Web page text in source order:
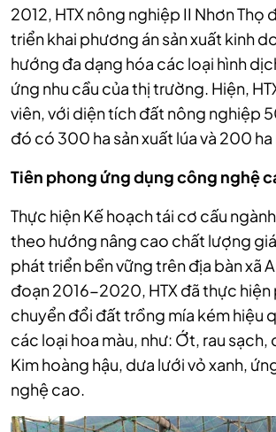
2012, HTX nông nghiệp II Nhơn Thọ
triển khai phương án sản xuất kinh
hướng đa dạng hóa các loại hình
ứng nhu cầu của thị trường. Hiện,
viên, với diện tích đất nông nghiệp
đó có 300 ha sản xuất lúa và 200 ha
Tiên phong ứng dụng công nghệ
Thực hiện Kế hoạch tái cơ cấu
theo hướng nâng cao chất lượng
phát triển bền vững trên địa bàn xã
đoạn 2016-2020, HTX đã thực hiện
chuyển đổi đất trồng mía kém hiệu
các loại hoa màu, như: Ớt, rau sạch,
Kim hoàng hậu, dưa lưới vỏ xanh,
nghệ cao.